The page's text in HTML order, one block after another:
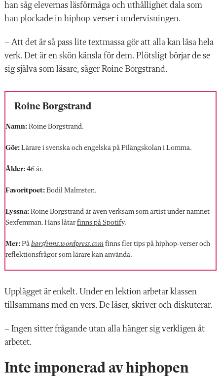
han såg elevernas läsförmåga och uthållighet dala som
han plockade in hiphop-verser i undervisningen.
– Att det är så pass lite textmassa gör att alla kan läsa hela
verk. Det är en skön känsla för dem. Plötsligt börjar de se
sig själva som läsare, säger Roine Borgstrand.
Roine Borgstrand
Namn: Roine Borgstrand.
Gör: Lärare i svenska och engelska på Pilängskolan i Lomma.
Ålder: 46 år.
Favoritpoet: Bodil Malmsten.
Lyssna: Roine Borgstrand är även verksam som artist under namnet
Sexfemman. Hans låtar finns på Spotify.
Mer: På barsfinns.wordpress.com finns fler tips på hiphop-verser och
reflektionsfrågor som lärare kan använda.
Upplägget är enkelt. Under en lektion arbetar klassen
tillsammans med en vers. De läser, skriver och diskuterar.
– Ingen sitter frågande utan alla hänger sig verkligen åt
arbetet.
Inte imponerad av hiphopen